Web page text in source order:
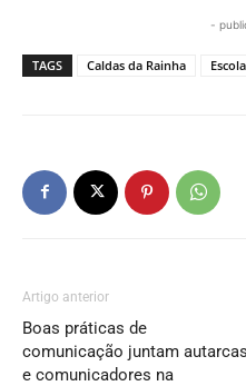
-
TAGS Caldas da Rainha
Artigo anterior
Boas práticas de
comunicação juntam autarcas
e comunicadores na